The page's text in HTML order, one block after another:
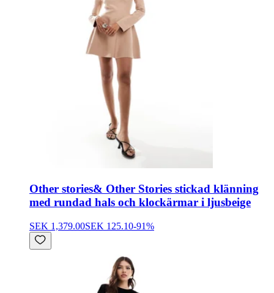
Other stories& Other Stories stickad klänning
med rundad hals och klockärmar i ljusbeige
SEK 1,379.00SEK 125.10-91%